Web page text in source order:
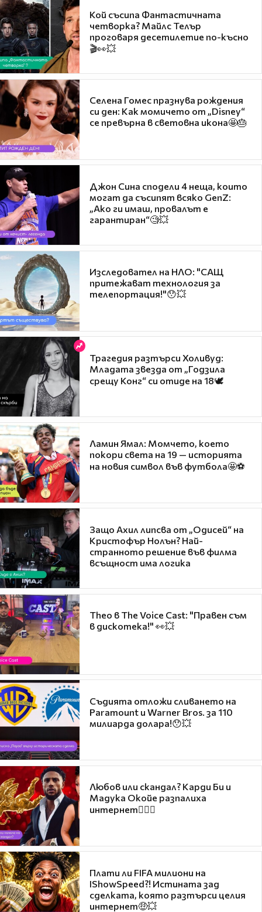
Кой съсипа Фантастичната
четворка? Майлс Телър
проговаря десетилетие по-късно
🎬👀💥
Селена Гомес празнува рождения
си ден: Как момичето от „Disney“
се превърна в световна икона🤩🎂
Джон Сина сподели 4 неща, които
могат да съсипят всяко GenZ:
„Ако ги имаш, провалът е
гарантиран“🧐💥
Изследовател на НЛО: "САЩ
притежават технология за
телепортация!"😯💥
Трагедия разтърси Холивуд:
Младата звезда от „Годзила
срещу Конг“ си отиде на 18🕊️
Ламин Ямал: Момчето, което
покори света на 19 — историята
на новия символ във футбола🤩⚽
Защо Ахил липсва от „Одисей“ на
Кристофър Нолън? Най-
странното решение във филма
всъщност има логика
Theo в The Voice Cast: "Правен съм
в дискотека!" 👀💥
Съдията отложи сливането на
Paramount и Warner Bros. за 110
милиарда долара!😯💥
Любов или скандал? Карди Би и
Мадука Окойе разпалиха
интернет❤️‍🔥🔥
Плати ли FIFA милиони на
IShowSpeed?! Истината зад
сделката, която разтърси целия
интернет🤑💥